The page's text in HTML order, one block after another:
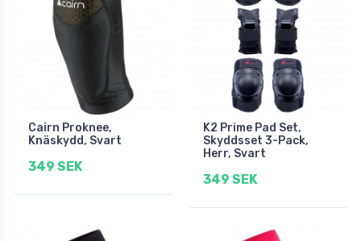
Cairn Proknee,
Knäskydd, Svart
349 SEK
K2 Prime Pad Set,
Skyddsset 3-Pack,
Herr, Svart
349 SEK